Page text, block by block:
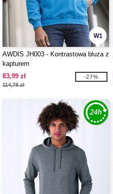
W1
AWDIS JH003 - Kontrastowa bluza z
kapturem
83,99 zł
114,78 zł
-27%